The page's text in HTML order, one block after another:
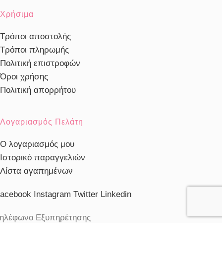
Χρήσιμα
Τρόποι αποστολής
Τρόποι πληρωμής
Πολιτική επιστροφών
Όροι χρήσης
Πολιτική απορρήτου
Λογαριασμός Πελάτη
Ο λογαριασμός μου
Ιστορικό παραγγελιών
Λίστα αγαπημένων
Instagram Twitter Linkedin
Εξυπηρέτησης